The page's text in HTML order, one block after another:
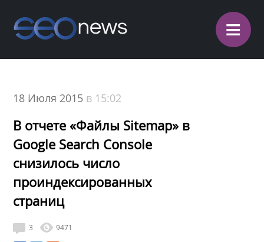
≡
18 Июля 2015 в 15:02
В отчете «Файлы Sitemap» в
Google Search Console
снизилось число
проиндексированных
страниц
3 9471